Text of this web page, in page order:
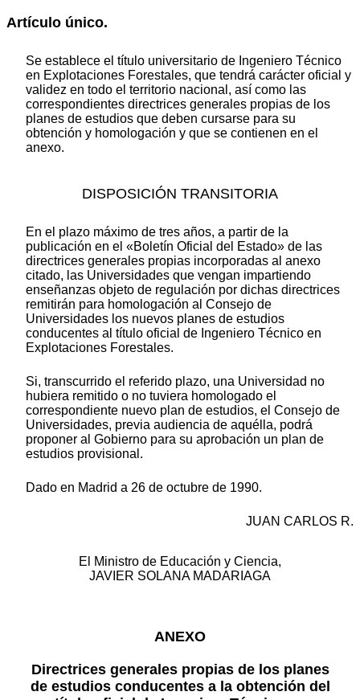
Artículo único.
Se establece el título universitario de Ingeniero Técnico
en Explotaciones Forestales, que tendrá carácter oficial y
validez en todo el territorio nacional, así como las
correspondientes directrices generales propias de los
planes de estudios que deben cursarse para su
obtención y homologación y que se contienen en el
anexo.
DISPOSICIÓN TRANSITORIA
En el plazo máximo de tres años, a partir de la
publicación en el «Boletín Oficial del Estado» de las
directrices generales propias incorporadas al anexo
citado, las Universidades que vengan impartiendo
enseñanzas objeto de regulación por dichas directrices
remitirán para homologación al Consejo de
Universidades los nuevos planes de estudios
conducentes al título oficial de Ingeniero Técnico en
Explotaciones Forestales.
Si, transcurrido el referido plazo, una Universidad no
hubiera remitido o no tuviera homologado el
correspondiente nuevo plan de estudios, el Consejo de
Universidades, previa audiencia de aquélla, podrá
proponer al Gobierno para su aprobación un plan de
estudios provisional.
Dado en Madrid a 26 de octubre de 1990.
JUAN CARLOS R.
El Ministro de Educación y Ciencia,
JAVIER SOLANA MADARIAGA
ANEXO
Directrices generales propias de los planes
de estudios conducentes a la obtención del